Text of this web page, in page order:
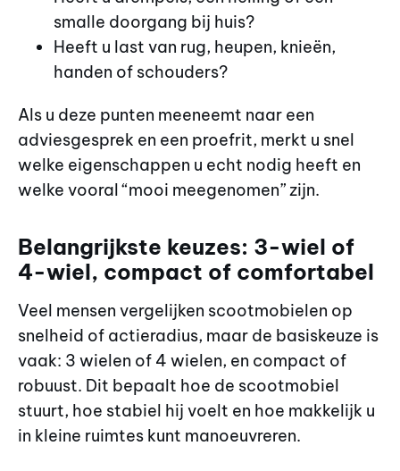
smalle doorgang bij huis?
Heeft u last van rug, heupen, knieën,
handen of schouders?
Als u deze punten meeneemt naar een
adviesgesprek en een proefrit, merkt u snel
welke eigenschappen u echt nodig heeft en
welke vooral “mooi meegenomen” zijn.
Belangrijkste keuzes: 3-wiel of
4-wiel, compact of comfortabel
Veel mensen vergelijken scootmobielen op
snelheid of actieradius, maar de basiskeuze is
vaak: 3 wielen of 4 wielen, en compact of
robuust. Dit bepaalt hoe de scootmobiel
stuurt, hoe stabiel hij voelt en hoe makkelijk u
in kleine ruimtes kunt manoeuvreren.